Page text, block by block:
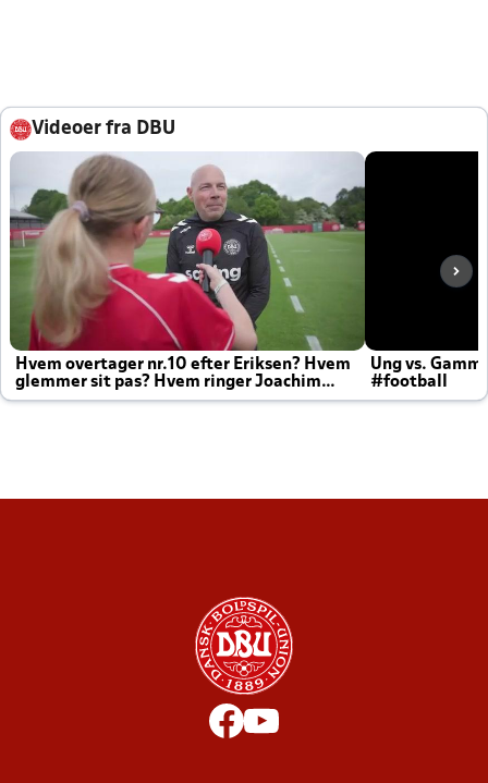
Videoer fra DBU
Hvem overtager nr.10 efter Eriksen? Hvem
glemmer sit pas? Hvem ringer Joachim
altid til efter kampe?
Ung vs.
#football